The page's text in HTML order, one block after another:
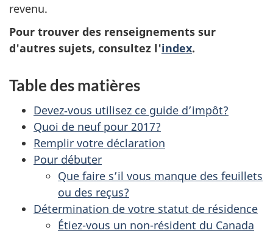
revenu.
Pour trouver des renseignements sur
d'autres sujets, consultez l'index.
Table des matières
Devez‑vous utilisez ce guide d’impôt?
Quoi de neuf pour 2017?
Remplir votre déclaration
Pour débuter
Que faire s’il vous manque des feuillets
ou des reçus?
Détermination de votre statut de résidence
Étiez-vous un non-résident du Canada